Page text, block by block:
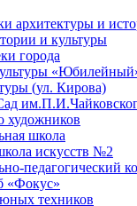
архитектуры и
и культуры
города
(ул. Кирова)
художников
школа
искусств №2
педагогический
«Фокус»
техников